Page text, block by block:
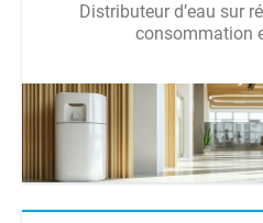
Distributeur d’eau sur
consommation